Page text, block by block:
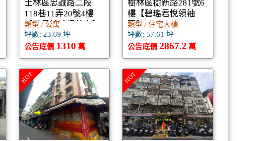
士林區忠誠路二段
118巷11弄20號4樓
【天母棒球場美宅】
類型 / 公寓
坪數: 23.69 坪
公告底價 1310萬
樹林區樹新路281號6
樓【碧瑤君悅領袖
區】
類型 / 住宅大樓
坪數: 57.61 坪
公告底價2867.2 萬
HOT HOT